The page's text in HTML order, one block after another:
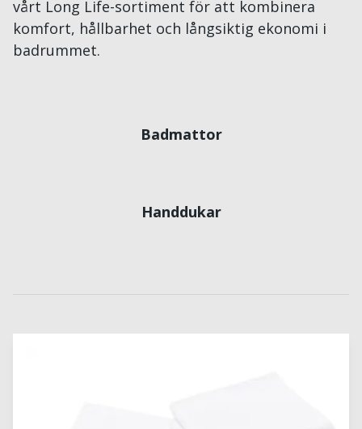
vårt Long Life-sortiment för att kombinera
komfort, hållbarhet och långsiktig ekonomi i
badrummet.
Badmattor
Handdukar